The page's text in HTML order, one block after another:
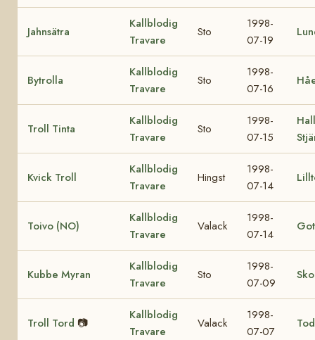
Jahnsätra
Kallblodig
Travare
Sto
1998-
07-19
Bytrolla
Kallblodig
Travare
Sto
1998-
07-16
Troll Tinta
Kallblodig
Travare
Sto
1998-
07-15
Kvick Troll
Kallblodig
Travare
Hingst
1998-
07-14
Toivo (NO)
Kallblodig
Travare
Valack
1998-
07-14
Kubbe Myran
Kallblodig
Travare
Sto
1998-
07-09
Troll Tord 📷
Kallblodig
Travare
Valack
1998-
07-07